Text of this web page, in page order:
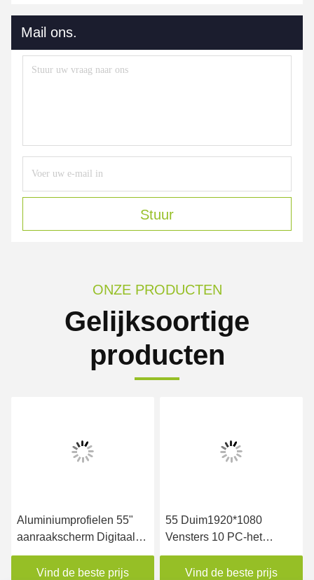
Mail ons.
Stuur
ONZE PRODUCTEN
Gelijksoortige
producten
Aluminiumprofielen 55"
aanraakscherm Digitaal
signage Led scherm
Display 500cd/M2
Vind de beste prijs
55 Duim1920*1080
Vensters 10 PC-het
Bureau3g
Internetverbinding van de
Vind de beste prijs